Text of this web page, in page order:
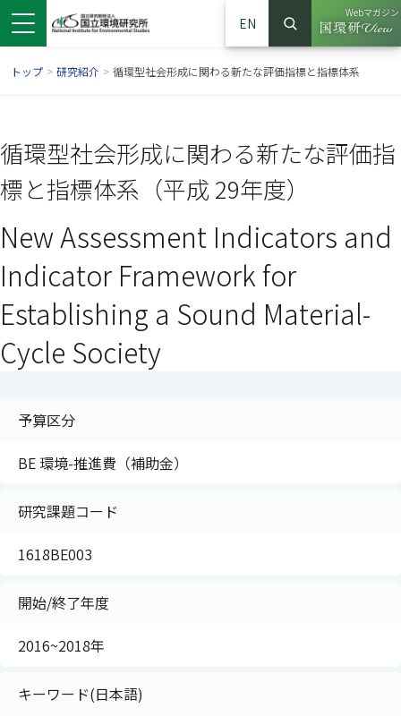
ドウで開きます）
ンドウで開きます）
ウインドウで開きます）
EN
サイト内検索
検索
Webマガジン
（別ウイ
トップ > 研究紹介 > 循環型社会形成に関わる新たな評価指標と指標体系
循環型社会形成に関わる新たな評価指
標と指標体系（平成 29年度）
New Assessment Indicators and
Indicator Framework for
Establishing a Sound Material-
Cycle Society
予算区分
BE 環境-推進費（補助金）
研究課題コード
1618BE003
開始/終了年度
2016~2018年
キーワード(日本語)